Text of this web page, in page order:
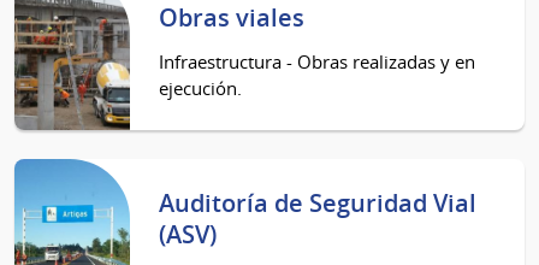
Obras viales
Infraestructura - Obras realizadas y en
ejecución.
Auditoría de Seguridad Vial
(ASV)